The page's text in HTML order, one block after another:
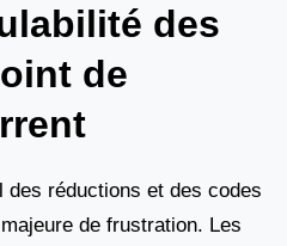
des
de
des réductions et des codes
de frustration. Les